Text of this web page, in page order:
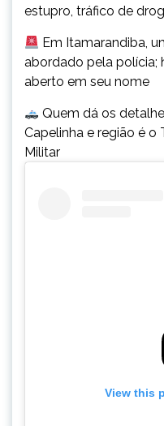
estupro, tráfico de
Em Itamarandiba,
abordado pela polícia;
aberto em seu nome
Quem dá os
Capelinha e região é o
Militar
View this